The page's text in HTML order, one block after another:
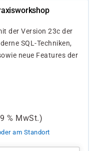
der Version 23c der
SQL-Techniken,
neue Features der
% MwSt.)
am Standort